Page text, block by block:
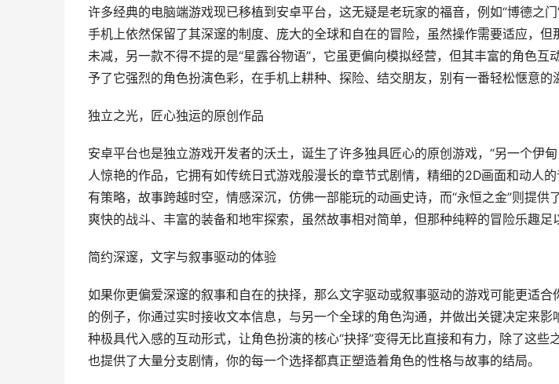
许多经典的电脑端游戏现已移植到安卓平台，这无疑是老玩家的福音，例如“博德之
手机上依然保留了其深邃的制度、庞大的全球和自在的冒险，虽然操作需要适应，但
未减，另一款不得不提的是“星露谷物语”，它虽更偏向模拟经营，但其丰富的角色互
予了它强烈的角色扮演色彩，在手机上耕种、探险、结交朋友，别有一番轻松惬意的
独立之光，匠心独运的原创作品
安卓平台也是独立游戏开发者的沃土，诞生了许多独具匠心的原创游戏，“另一个伊
人惊艳的作品，它拥有如传统日式游戏般漫长的章节式剧情，精细的2D画面和动人
有策略，故事跨越时空，情感深沉，仿佛一部能玩的动画史诗，而“永恒之金”则提供
爽快的战斗、丰富的装备和地牢探索，虽然故事相对简单，但那种纯粹的冒险乐趣足
简约深邃，文字与叙事驱动的体验
如果你更偏爱深邃的叙事和自在的抉择，那么文字驱动或叙事驱动的游戏可能更适合
的例子，你通过实时接收文本信息，与另一个全球的角色沟通，并做出关键决定来影
种极具代入感的互动形式，让角色扮演的核心“抉择”变得无比直接和有力，除了这些
也提供了大量分支剧情，你的每一个选择都真正塑造着角色的性格与故事的结局。